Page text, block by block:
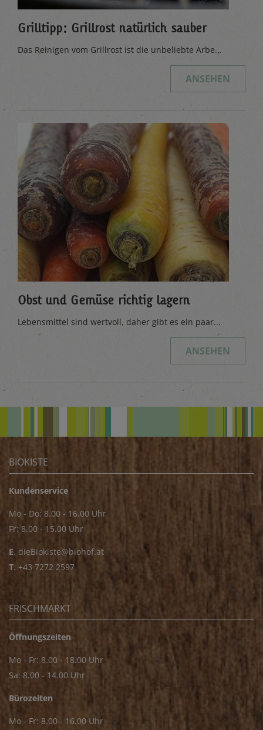
Grilltipp: Grillrost natürlich sauber
Das Reinigen vom Grillrost ist die unbeliebte Arbe...
ANSEHEN
Obst und Gemüse richtig lagern
Lebensmittel sind wertvoll, daher gibt es ein paar...
ANSEHEN
BIOKISTE
Kundenservice
Mo - Do: 8.00 - 16.00 Uhr
Fr: 8.00 - 15.00 Uhr
E. dieBiokiste@biohof.at
T. +43 7272 2597
FRISCHMARKT
Öffnungszeiten
Mo - Fr: 8.00 - 18.00 Uhr
Sa: 8.00 - 14.00 Uhr
Bürozeiten
Mo - Fr: 8.00 - 16.00 Uhr